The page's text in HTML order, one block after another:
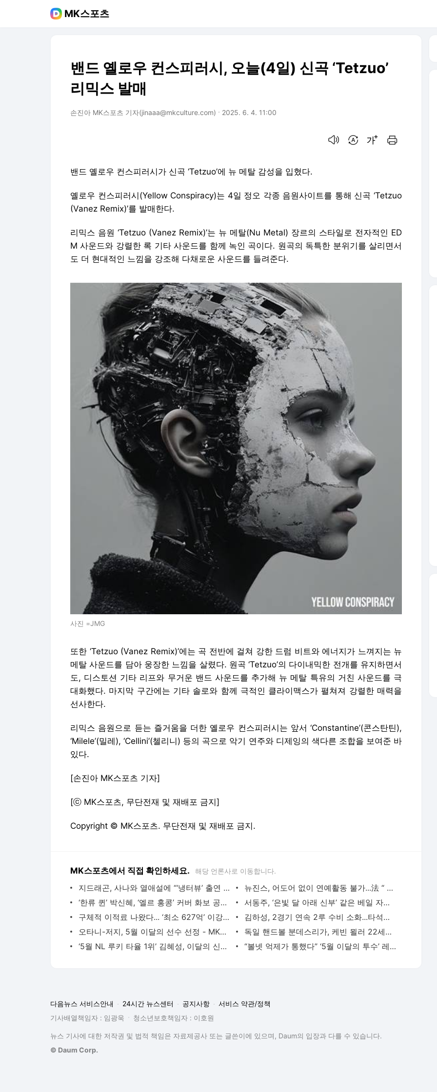
MK스포츠
밴드 옐로우 컨스피러시, 오늘(4일) 신곡 ‘Tetzuo’
리믹스 발매
손진아 MK스포츠 기자(jinaaa@mkculture.com) 2025. 6. 4. 11:00
밴드 옐로우 컨스피러시가 신곡 ‘Tetzuo’에 뉴 메탈 감성을 입혔다.
옐로우 컨스피러시(Yellow Conspiracy)는 4일 정오 각종 음원사이트를 통해 신곡 ‘Tetzuo
(Vanez Remix)’를 발매한다.
리믹스 음원 ‘Tetzuo (Vanez Remix)’는 뉴 메탈(Nu Metal) 장르의 스타일로 전자적인 ED
M 사운드와 강렬한 록 기타 사운드를 함께 녹인 곡이다. 원곡의 독특한 분위기를 살리면서
도 더 현대적인 느낌을 강조해 다채로운 사운드를 들려준다.
사진 =JMG
또한 ‘Tetzuo (Vanez Remix)’에는 곡 전반에 걸쳐 강한 드럼 비트와 에너지가 느껴지는 뉴
메탈 사운드를 담아 웅장한 느낌을 살렸다. 원곡 ‘Tetzuo’의 다이내믹한 전개를 유지하면서
도, 디스토션 기타 리프와 무거운 밴드 사운드를 추가해 뉴 메탈 특유의 거친 사운드를 극
대화했다. 마지막 구간에는 기타 솔로와 함께 극적인 클라이맥스가 펼쳐져 강렬한 매력을
선사한다.
리믹스 음원으로 듣는 즐거움을 더한 옐로우 컨스피러시는 앞서 ‘Constantine’(콘스탄틴),
‘Milele’(밀레), ‘Cellini’(첼리니) 등의 곡으로 악기 연주와 디제잉의 색다른 조합을 보여준 바
있다.
[손진아 MK스포츠 기자]
[ⓒ MK스포츠, 무단전재 및 재배포 금지]
Copyright © MK스포츠. 무단전재 및 재배포 금지.
MK스포츠에서 직접 확인하세요. 해당 언론사로 이동합니다.
지드래곤, 사나와 열애설에 “‘냉터뷰’ 출연 친분 표현일 뿐” 뒤늦은 해명 [전문] - MK스포츠
뉴진스, 어도어 없이 연예활동 불가...法 “ 위반시 1회당 10억 배상” - MK스포츠
‘한류 퀸’ 박신혜, ‘엘르 홍콩’ 커버 화보 공개...시선 압도 ‘독보적 아우라’ - MK스포츠
서동주, ‘은빛 달 아래 신부’ 같은 베일 자태…6월 결혼 앞두고 여신 비주얼 - MK스포츠
구체적 이적료 나왔다... ‘최소 627억’ 이강인, 이탈리아 챔피언으로 향하나···“이강인 측과
김하성, 2경기 연속 2루 수비 소화...타석에서는 무안타 1타점 - MK스포츠
오타니-저지, 5월 이달의 선수 선정 - MK스포츠
독일 핸드볼 분데스리가, 케빈 묄러 22세이브 활약으로 SG 플렌스부르크 4위 추격 - MK스포츠
‘5월 NL 루키 타율 1위’ 김혜성, 이달의 신인 수상 불발 - MK스포츠
“볼넷 억제가 통했다” ‘5월 이달의 투수’ 레이가 밝힌 수상 비결 [현장인터뷰] - MK스포츠
다음뉴스 서비스안내 24시간 뉴스센터 공지사항
서비스 약관/정책
기사배열책임자 : 임광욱
청소년보호책임자 : 이호원
뉴스 기사에 대한 저작권 및 법적 책임은 자료제공사 또는 글쓴이에 있으며, Daum의 입장과 다를 수 있습니다.
© Daum Corp.